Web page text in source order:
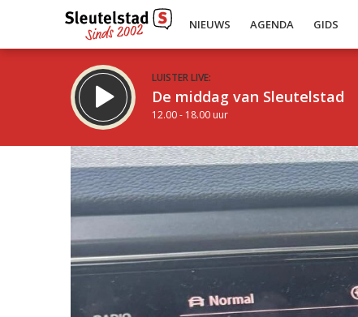
NIEUWS AGENDA GIDS
LUISTER LIVE:
De middag van Sleutelstad
12.00 - 18.00 uur